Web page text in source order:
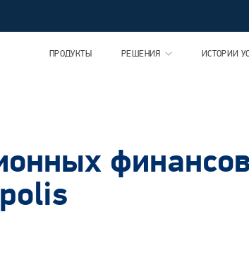
ПРОДУКТЫ РЕШЕНИЯ ИСТОРИИ